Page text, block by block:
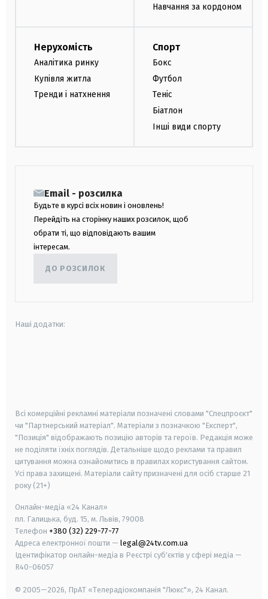
Навчання за кордоном
Нерухомість
Аналітика ринку
Купівля житла
Тренди і натхнення
Спорт
Бокс
Футбол
Теніс
Біатлон
Інші види спорту
Email - розсилка
Будьте в курсі всіх новин і оновлень!
Перейдіть на сторінку наших розсилок, щоб
обрати ті, що відповідають вашим
інтересам.
ДО РОЗСИЛОК
Наші додатки:
Всі комерційні рекламні матеріали позначені словами "Спецпроєкт"
чи "Партнерський матеріал". Матеріали з позначкою "Експерт",
"Позиція" відображають позицію авторів та героїв. Редакція може
не поділяти їхніх поглядів. Детальніше щодо реклами та правил
цитування можна ознайомитись в правилах користування сайтом.
Усі права захищені. Матеріали сайту призначені для осіб старше 21
року (21+)
Онлайн-медіа «24 Канал»
пл. Галицька, буд. 15, м. Львів, 79008
Телефон +380 (32) 229-77-77
Адреса електронної пошти — legal@24tv.com.ua
Ідентифікатор онлайн-медіа в Реєстрі суб'єктів у сфері медіа —
R40-06057
© 2005—2026, ПрАТ «Телерадіокомпанія "Люкс"», 24 Канал.